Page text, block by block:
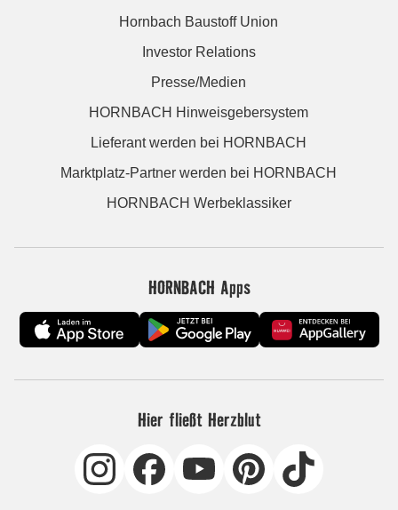
Hornbach Baustoff Union
Investor Relations
Presse/Medien
HORNBACH Hinweisgebersystem
Lieferant werden bei HORNBACH
Marktplatz-Partner werden bei HORNBACH
HORNBACH Werbeklassiker
HORNBACH Apps
Hier fließt Herzblut